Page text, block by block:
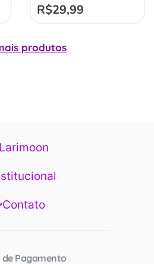
R$29,99
produtos
Contato
de Pagamento